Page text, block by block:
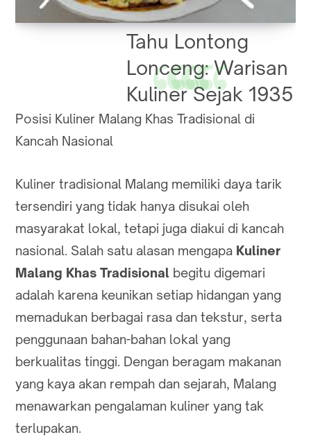
Tahu Lontong
Lonceng: Warisan
Kuliner Sejak 1935
Posisi Kuliner Malang Khas Tradisional di
Kancah Nasional
Kuliner tradisional Malang memiliki daya tarik
tersendiri yang tidak hanya disukai oleh
masyarakat lokal, tetapi juga diakui di kancah
nasional. Salah satu alasan mengapa Kuliner
Malang Khas Tradisional begitu digemari
adalah karena keunikan setiap hidangan yang
memadukan berbagai rasa dan tekstur, serta
penggunaan bahan-bahan lokal yang
berkualitas tinggi. Dengan beragam makanan
yang kaya akan rempah dan sejarah, Malang
menawarkan pengalaman kuliner yang tak
terlupakan.